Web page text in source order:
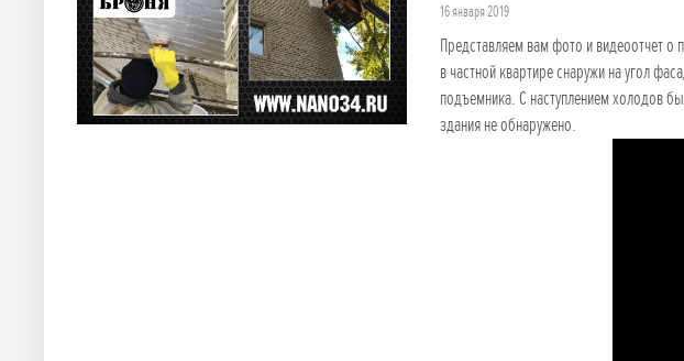
16 января 2019
Представляем вам фото и видеоотчет о
в частной квартире снаружи на угол
подъемника. С наступлением холодов
здания не обнаружено.